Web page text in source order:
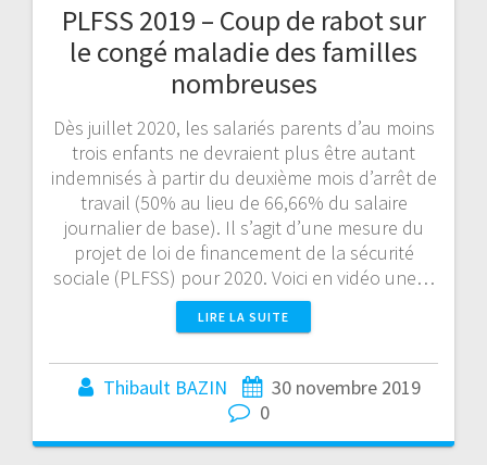
PLFSS 2019 – Coup de rabot sur
le congé maladie des familles
nombreuses
Dès juillet 2020, les salariés parents d’au moins
trois enfants ne devraient plus être autant
indemnisés à partir du deuxième mois d’arrêt de
travail (50% au lieu de 66,66% du salaire
journalier de base). Il s’agit d’une mesure du
projet de loi de financement de la sécurité
sociale (PLFSS) pour 2020. Voici en vidéo une…
LIRE LA SUITE
Thibault BAZIN
30 novembre 2019
0